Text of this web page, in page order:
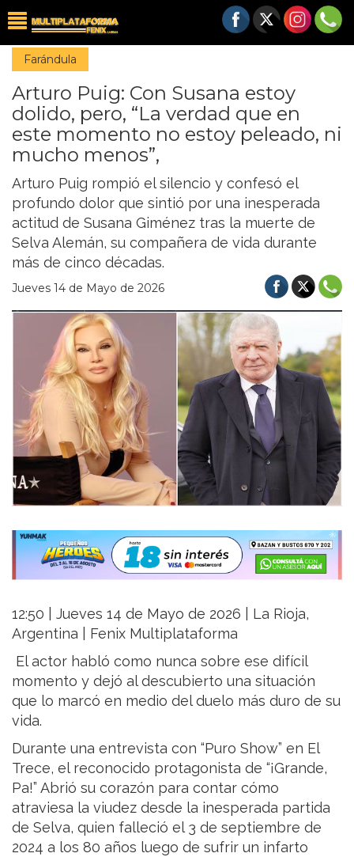
Farándula
Arturo Puig: Con Susana estoy
dolido, pero, “La verdad que en
este momento no estoy peleado, ni
mucho menos”,
Arturo Puig rompió el silencio y confesó el
profundo dolor que sintió por una inesperada
actitud de Susana Giménez tras la muerte de
Selva Alemán, su compañera de vida durante
más de cinco décadas.
Jueves 14 de Mayo de 2026
12:50 | Jueves 14 de Mayo de 2026 | La Rioja,
Argentina | Fenix Multiplataforma
El actor habló como nunca sobre ese difícil
momento y dejó al descubierto una situación
que lo marcó en medio del duelo más duro de su
vida.
Durante una entrevista con “Puro Show” en El
Trece, el reconocido protagonista de “¡Grande,
Pa!” Abrió su corazón para contar cómo
atraviesa la viudez desde la inesperada partida
de Selva, quien falleció el 3 de septiembre de
2024 a los 80 años luego de sufrir un infarto